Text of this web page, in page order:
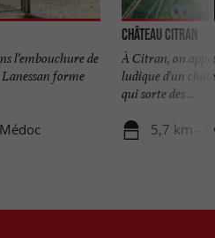
l’embouchure de
forme
Château Citran
À Citran, on
ludique d'un
qui sorte des ...
5,7 km -